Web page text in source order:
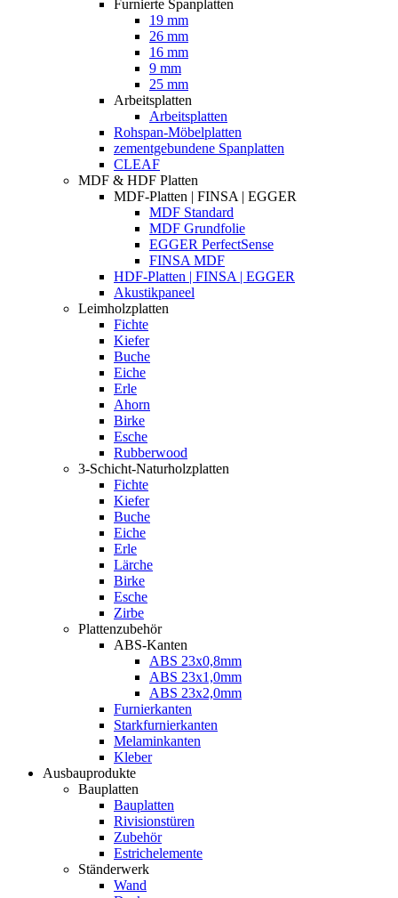
Furnierte Spanplatten
19 mm
26 mm
16 mm
9 mm
25 mm
Arbeitsplatten
Arbeitsplatten
Rohspan-Möbelplatten
zementgebundene Spanplatten
CLEAF
MDF & HDF Platten
MDF-Platten | FINSA | EGGER
MDF Standard
MDF Grundfolie
EGGER PerfectSense
FINSA MDF
HDF-Platten | FINSA | EGGER
Akustikpaneel
Leimholzplatten
Fichte
Kiefer
Buche
Eiche
Erle
Ahorn
Birke
Esche
Rubberwood
3-Schicht-Naturholzplatten
Fichte
Kiefer
Buche
Eiche
Erle
Lärche
Birke
Esche
Zirbe
Plattenzubehör
ABS-Kanten
ABS 23x0,8mm
ABS 23x1,0mm
ABS 23x2,0mm
Furnierkanten
Starkfurnierkanten
Melaminkanten
Kleber
Ausbauprodukte
Bauplatten
Bauplatten
Rivisionstüren
Zubehör
Estrichelemente
Ständerwerk
Wand